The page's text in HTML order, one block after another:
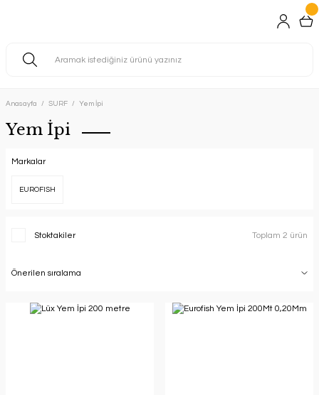
Anasayfa SURF Yem İpi
Yem İpi
Markalar
EUROFISH
Stoktakiler Toplam 2 ürün